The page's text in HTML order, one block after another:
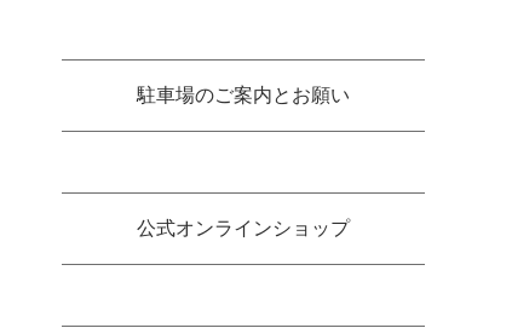
駐車場のご案内とお願い
公式オンラインショップ